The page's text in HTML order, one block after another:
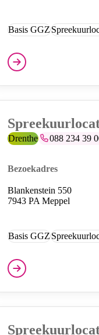
Diensten
Basis GGZ
Provincie:
Drenthe Telefoonummer:
088 234 39
Bezoekadres
Blankenstein 550
7943 PA Meppel
Diensten
Basis GGZ